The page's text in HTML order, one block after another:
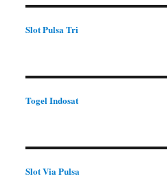
Slot Pulsa Tri
Togel Indosat
Slot Via Pulsa